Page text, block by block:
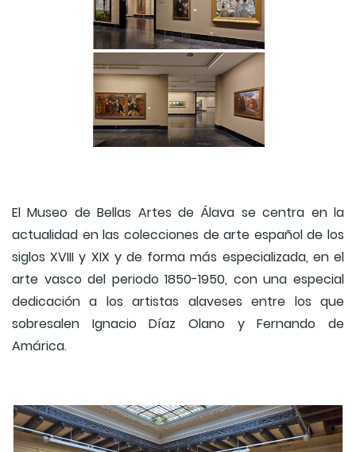
El Museo de Bellas Artes de Álava se centra en la
actualidad en las colecciones de arte español de los
siglos XVIII y XIX y de forma más especializada, en el
arte vasco del periodo 1850-1950, con una especial
dedicación a los artistas alaveses entre los que
sobresalen Ignacio Díaz Olano y Fernando de
Amárica.